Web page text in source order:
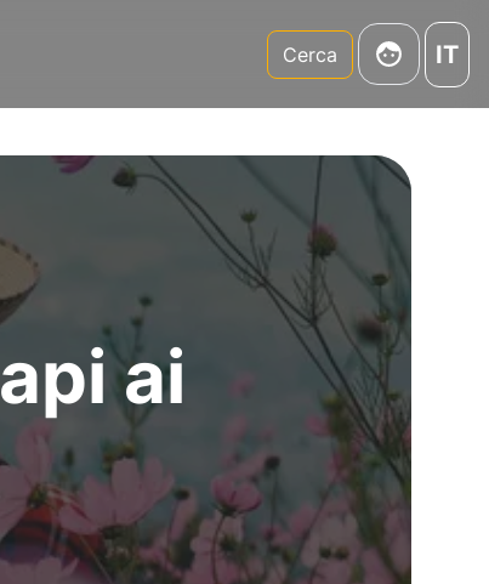
Cerca IT
ai